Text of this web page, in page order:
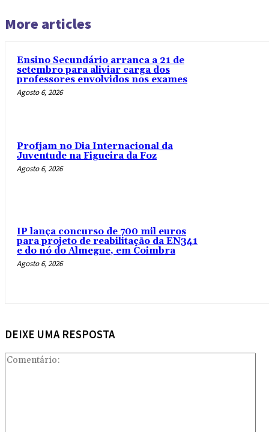
More articles
Ensino Secundário arranca a 21 de
setembro para aliviar carga dos
professores envolvidos nos exames
Agosto 6, 2026
Profjam no Dia Internacional da
Juventude na Figueira da Foz
Agosto 6, 2026
IP lança concurso de 700 mil euros
para projeto de reabilitação da EN341
e do nó do Almegue, em Coimbra
Agosto 6, 2026
DEIXE UMA RESPOSTA